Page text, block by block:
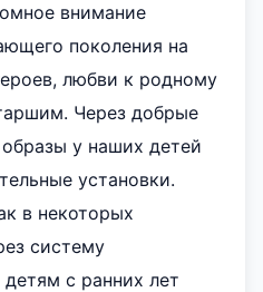
внимание
поколения на
любви к родному
Через добрые
у наших детей
установки.
в некоторых
систему
с ранних лет